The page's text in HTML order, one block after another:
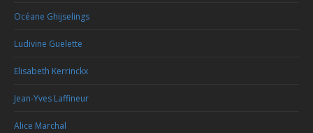
Océane Ghijselings
Ludivine Guelette
Elisabeth Kerrinckx
Jean-Yves Laffineur
Alice Marchal